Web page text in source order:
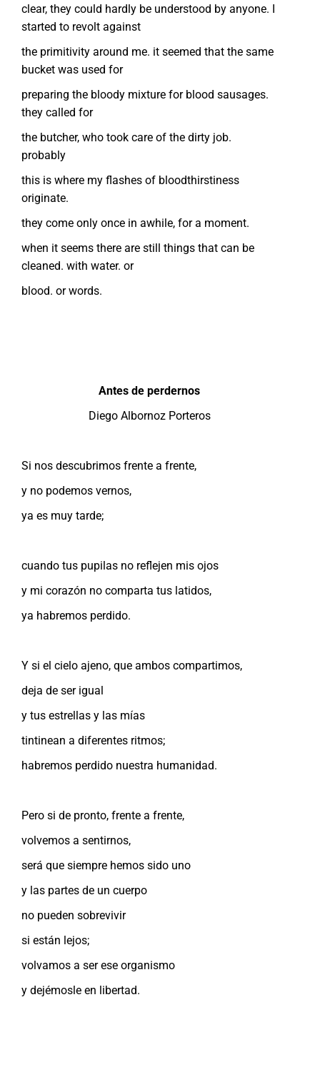
clear, they could hardly be understood by anyone. I
started to revolt against
the primitivity around me. it seemed that the same
bucket was used for
preparing the bloody mixture for blood sausages.
they called for
the butcher, who took care of the dirty job.
probably
this is where my flashes of bloodthirstiness
originate.
they come only once in awhile, for a moment.
when it seems there are still things that can be
cleaned. with water. or
blood. or words.
Antes de perdernos
Diego Albornoz Porteros
Si nos descubrimos frente a frente,
y no podemos vernos,
ya es muy tarde;
cuando tus pupilas no reflejen mis ojos
y mi corazón no comparta tus latidos,
ya habremos perdido.
Y si el cielo ajeno, que ambos compartimos,
deja de ser igual
y tus estrellas y las mías
tintinean a diferentes ritmos;
habremos perdido nuestra humanidad.
Pero si de pronto, frente a frente,
volvemos a sentirnos,
será que siempre hemos sido uno
y las partes de un cuerpo
no pueden sobrevivir
si están lejos;
volvamos a ser ese organismo
y dejémosle en libertad.